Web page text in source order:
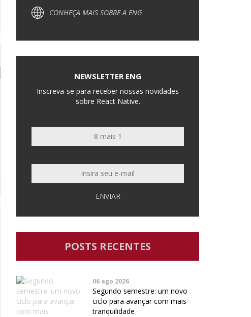
CONHEÇA MAIS SOBRE A ENG
NEWSLETTER ENG
Inscreva-se para receber nossas novidades
sobre React Native.
ENVIAR
POSTS RECENTES
06 ago 2026
Segundo semestre: um novo
ciclo para avançar com mais
tranquilidade